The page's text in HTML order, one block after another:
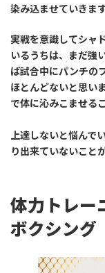
染み込ませていきます
実戦を意識してシャ
いるうちは、まだ強
ば試合中にパンチの
ほとんどないと思い
で体に沁みこませる
上達しないと悩んで
り出来ていないこと
体力トレー
ボクシング